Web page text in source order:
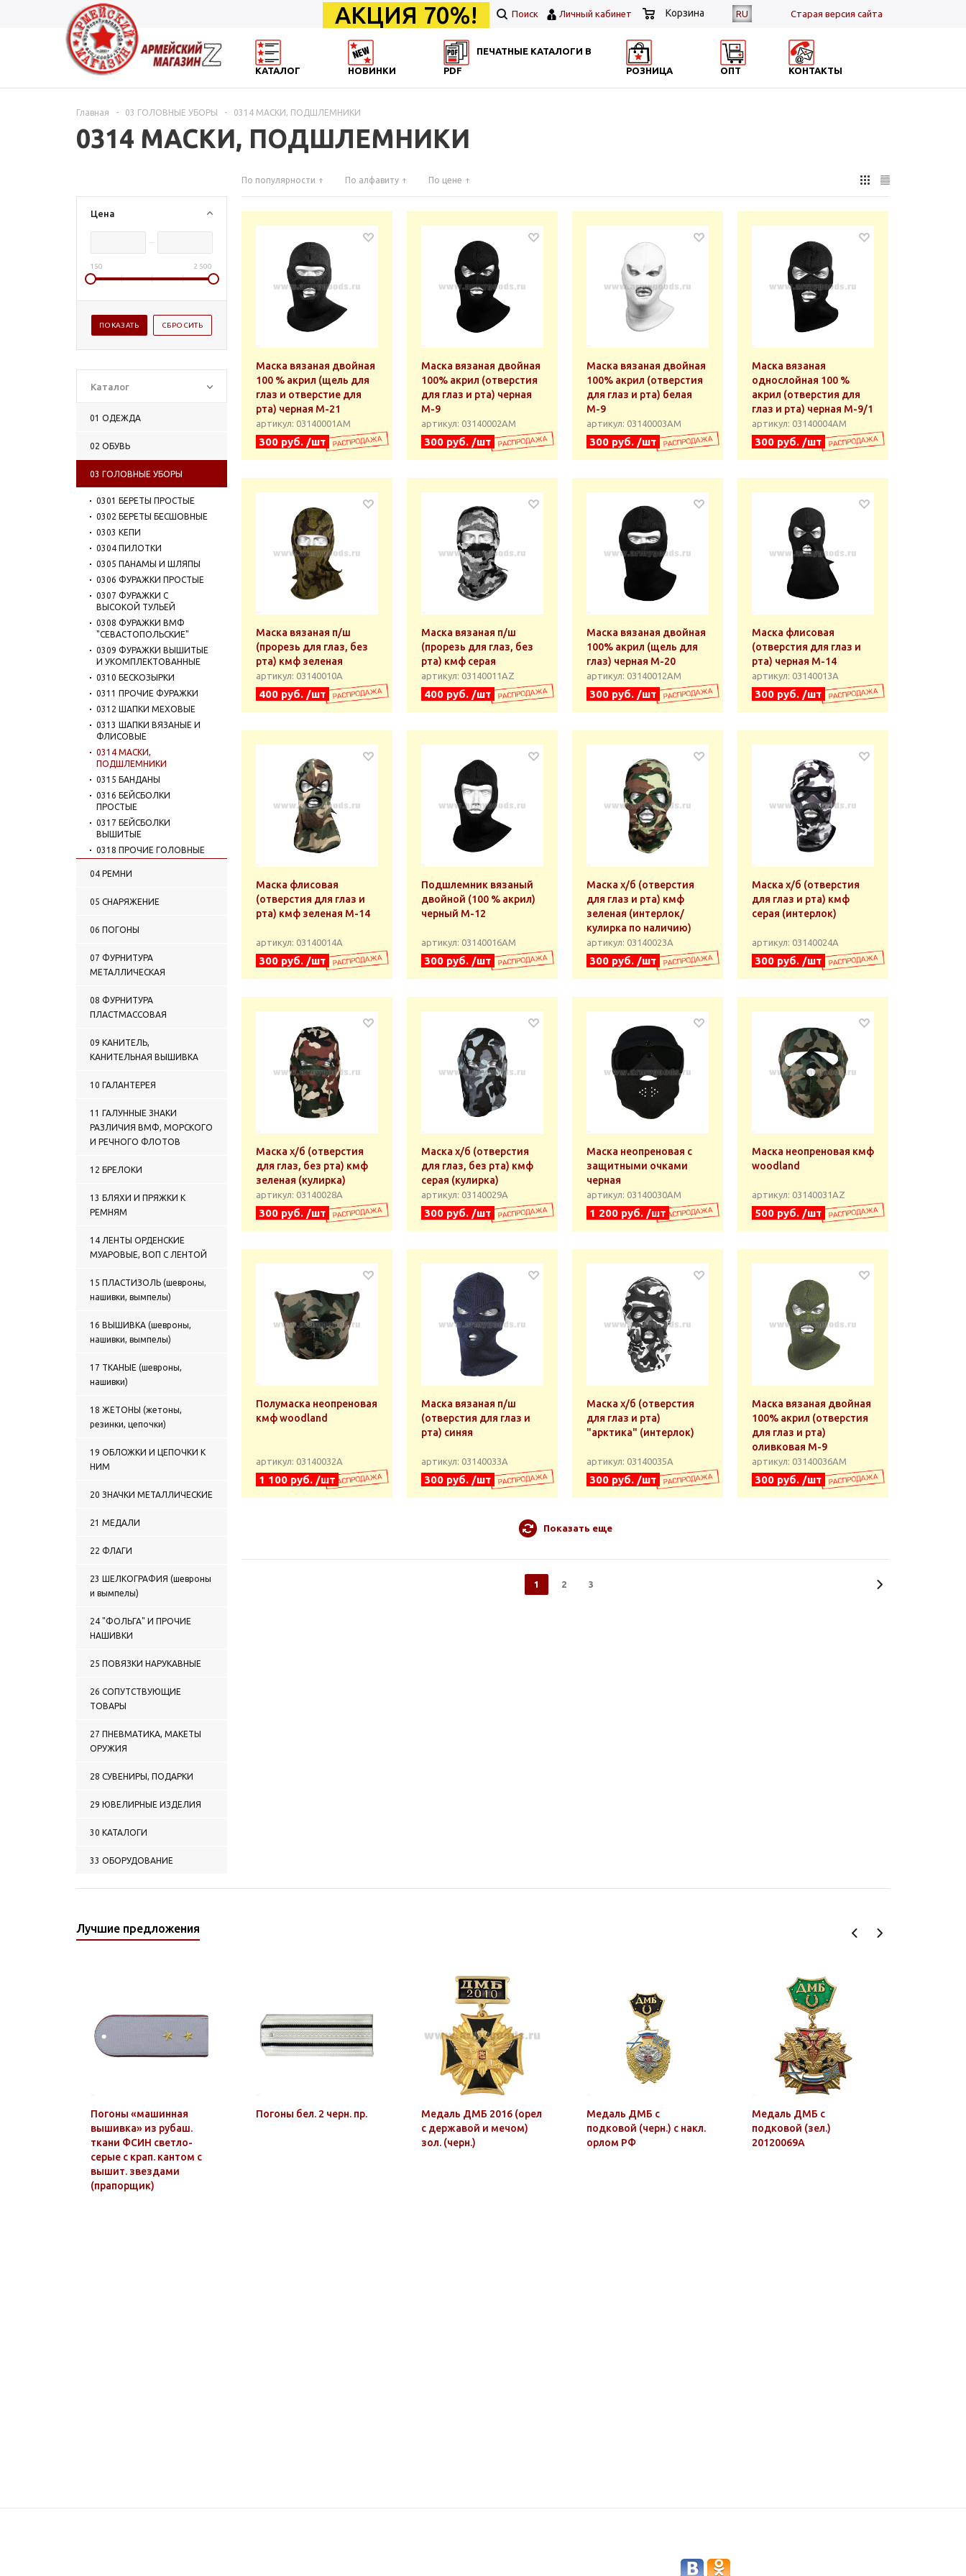
RU Cтарая версия сайта
АКЦИЯ 70%! Поиск Личный кабинет Корзина
КАТАЛОГ НОВИНКИ
ПЕЧАТНЫЕ КАТАЛОГИ В
PDF
РОЗНИЦА ОПТ КОНТАКТЫ
Главная - 03 ГОЛОВНЫЕ УБОРЫ - 0314 МАСКИ, ПОДШЛЕМНИКИ
0314 МАСКИ, ПОДШЛЕМНИКИ
Цена
150 2 500
Каталог
01 ОДЕЖДА
02 ОБУВЬ
03 ГОЛОВНЫЕ УБОРЫ
0301 БЕРЕТЫ ПРОСТЫЕ
0302 БЕРЕТЫ БЕСШОВНЫЕ
0303 КЕПИ
0304 ПИЛОТКИ
0305 ПАНАМЫ И ШЛЯПЫ
0306 ФУРАЖКИ ПРОСТЫЕ
0307 ФУРАЖКИ С
ВЫСОКОЙ ТУЛЬЕЙ
0308 ФУРАЖКИ ВМФ
"СЕВАСТОПОЛЬСКИЕ"
0309 ФУРАЖКИ ВЫШИТЫЕ
И УКОМПЛЕКТОВАННЫЕ
0310 БЕСКОЗЫРКИ
0311 ПРОЧИЕ ФУРАЖКИ
0312 ШАПКИ МЕХОВЫЕ
0313 ШАПКИ ВЯЗАНЫЕ И
ФЛИСОВЫЕ
0314 МАСКИ,
ПОДШЛЕМНИКИ
0315 БАНДАНЫ
0316 БЕЙСБОЛКИ
ПРОСТЫЕ
0317 БЕЙСБОЛКИ
ВЫШИТЫЕ
0318 ПРОЧИЕ ГОЛОВНЫЕ
УБОРЫ
0319 СУВЕНИРНЫЕ
0320 ГОЛОВНЫЕ УБОРЫ:
ТОВАРЫ
04 РЕМНИ
05 СНАРЯЖЕНИЕ
06 ПОГОНЫ
07 ФУРНИТУРА
МЕТАЛЛИЧЕСКАЯ
08 ФУРНИТУРА
ПЛАСТМАССОВАЯ
09 КАНИТЕЛЬ,
КАНИТЕЛЬНАЯ ВЫШИВКА
10 ГАЛАНТЕРЕЯ
11 ГАЛУННЫЕ ЗНАКИ
РАЗЛИЧИЯ ВМФ, МОРСКОГО
И РЕЧНОГО ФЛОТОВ
12 БРЕЛОКИ
13 БЛЯХИ И ПРЯЖКИ К
РЕМНЯМ
14 ЛЕНТЫ ОРДЕНСКИЕ
МУАРОВЫЕ, ВОП С ЛЕНТОЙ
15 ПЛАСТИЗОЛЬ (шевроны,
нашивки, вымпелы)
16 ВЫШИВКА (шевроны,
нашивки, вымпелы)
17 ТКАНЫЕ (шевроны,
нашивки)
18 ЖЕТОНЫ (жетоны,
резинки, цепочки)
19 ОБЛОЖКИ И ЦЕПОЧКИ К
НИМ
20 ЗНАЧКИ МЕТАЛЛИЧЕСКИЕ
21 МЕДАЛИ
22 ФЛАГИ
23 ШЕЛКОГРАФИЯ (шевроны
и вымпелы)
24 "ФОЛЬГА" И ПРОЧИЕ
НАШИВКИ
25 ПОВЯЗКИ НАРУКАВНЫЕ
26 СОПУТСТВУЮЩИЕ
ТОВАРЫ
27 ПНЕВМАТИКА, МАКЕТЫ
ОРУЖИЯ
28 СУВЕНИРЫ, ПОДАРКИ
29 ЮВЕЛИРНЫЕ ИЗДЕЛИЯ
30 КАТАЛОГИ
33 ОБОРУДОВАНИЕ
По популярности По алфавиту По цене
Маска вязаная двойная
100 % акрил (щель для
глаз и отверстие для
рта) черная М-21
артикул: 03140001АМ
300 руб. /шт
Маска вязаная двойная
100% акрил (отверстия
для глаз и рта) черная
М-9
артикул: 03140002АМ
300 руб. /шт
Маска вязаная двойная
100% акрил (отверстия
для глаз и рта) белая
М-9
артикул: 03140003АМ
300 руб. /шт
Маска вязаная
однослойная 100 %
акрил (отверстия для
глаз и рта) черная М-9/1
артикул: 03140004АМ
300 руб. /шт
Маска вязаная п/ш
(прорезь для глаз, без
рта) кмф зеленая
артикул: 03140010А
400 руб. /шт
Маска вязаная п/ш
(прорезь для глаз, без
рта) кмф серая
артикул: 03140011АZ
400 руб. /шт
Маска вязаная двойная
100% акрил (щель для
глаз) черная М-20
артикул: 03140012АМ
300 руб. /шт
Маска флисовая
(отверстия для глаз и
рта) черная М-14
артикул: 03140013А
300 руб. /шт
Маска флисовая
(отверстия для глаз и
рта) кмф зеленая М-14
артикул: 03140014А
300 руб. /шт
Подшлемник вязаный
двойной (100 % акрил)
черный М-12
артикул: 03140016АМ
300 руб. /шт
Маска х/б (отверстия
для глаз и рта) кмф
зеленая (интерлок/
кулирка по наличию)
артикул: 03140023А
300 руб. /шт
Маска х/б (отверстия
для глаз и рта) кмф
серая (интерлок)
артикул: 03140024А
300 руб. /шт
Маска х/б (отверстия
для глаз, без рта) кмф
зеленая (кулирка)
артикул: 03140028А
300 руб. /шт
Маска х/б (отверстия
для глаз, без рта) кмф
серая (кулирка)
артикул: 03140029А
300 руб. /шт
Маска неопреновая с
защитными очками
черная
артикул: 03140030АМ
1 200 руб. /шт
Маска неопреновая кмф
woodland
артикул: 03140031АZ
500 руб. /шт
Полумаска неопреновая
кмф woodland
артикул: 03140032А
1 100 руб. /шт
Маска вязаная п/ш
(отверстия для глаз и
рта) синяя
артикул: 03140033А
300 руб. /шт
Маска х/б (отверстия
для глаз и рта)
"арктика" (интерлок)
артикул: 03140035А
300 руб. /шт
Маска вязаная двойная
100% акрил (отверстия
для глаз и рта)
оливковая М-9
артикул: 03140036АМ
300 руб. /шт
Показать еще
1 2 3
Лучшие предложения
Погоны «машинная
вышивка» из рубаш.
ткани ФСИН светло-
серые с крап. кантом с
вышит. звездами
(прапорщик)
Погоны бел. 2 черн. пр.
Медаль ДМБ 2016 (орел
с державой и мечом)
зол. (черн.)
Медаль ДМБ с
подковой (черн.) с накл.
орлом РФ
Медаль ДМБ с
подковой (зел.)
20120069А